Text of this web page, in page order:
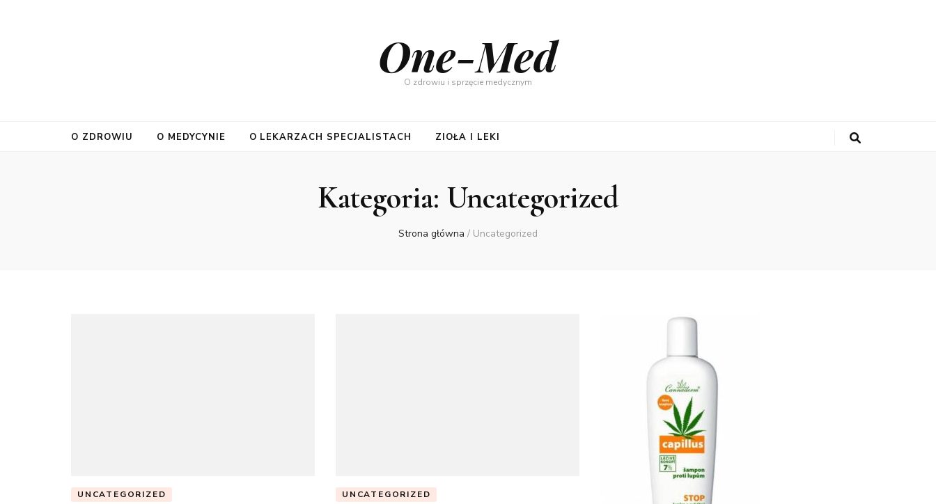
One-Med
O zdrowiu i sprzęcie medycznym
O ZDROWIU O MEDYCYNIE O LEKARZACH SPECJALISTACH ZIOŁA I LEKI
Kategoria: Uncategorized
Strona główna / Uncategorized
UNCATEGORIZED UNCATEGORIZED